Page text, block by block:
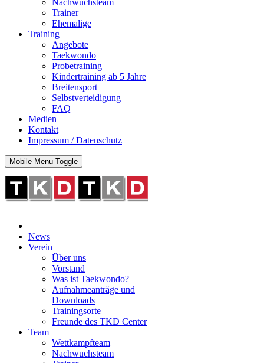
Nachwuchsteam
Trainer
Ehemalige
Training
Angebote
Taekwondo
Probetraining
Kindertraining ab 5 Jahre
Breitensport
Selbstverteidigung
FAQ
Medien
Kontakt
Impressum / Datenschutz
Mobile Menu Toggle
News
Verein
Über uns
Vorstand
Was ist Taekwondo?
Aufnahmeanträge und
Downloads
Trainingsorte
Freunde des TKD Center
Team
Wettkampfteam
Nachwuchsteam